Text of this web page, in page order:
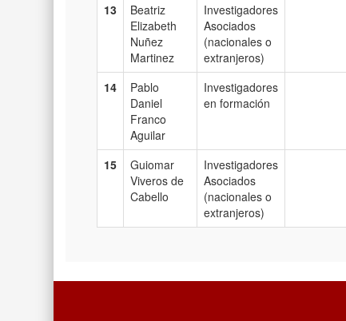
13
Beatriz
Elizabeth
Nuñez
Martinez
Investigadores
Asociados
(nacionales o
extranjeros)
14
Pablo
Daniel
Franco
Aguilar
Investigadores
en formación
15
Guiomar
Viveros de
Cabello
Investigadores
Asociados
(nacionales o
extranjeros)